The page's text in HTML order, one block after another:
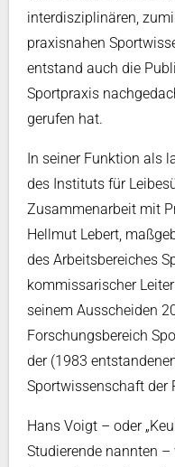
interdisziplinären,
praxisnahen
entstand auch die
Sportpraxis
gerufen hat.
In seiner Funktion als
des Instituts für
Zusammenarbeit mit
Hellmut Lebert,
des Arbeitsbereiches
kommissarischer
seinem Ausscheiden
Forschungsbereich
der (1983
Sportwissenschaft der
Hans Voigt – oder
Studierende nannten